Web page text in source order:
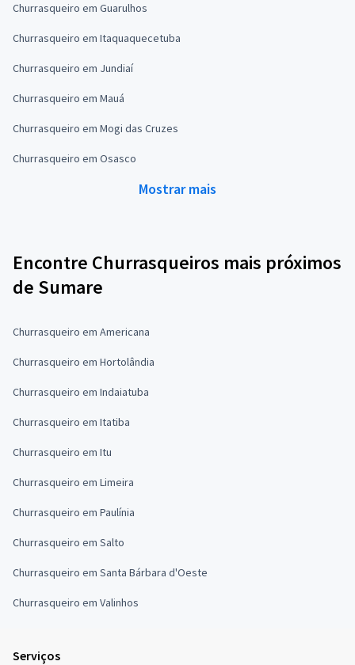
Churrasqueiro em Guarulhos
Churrasqueiro em Itaquaquecetuba
Churrasqueiro em Jundiaí
Churrasqueiro em Mauá
Churrasqueiro em Mogi das Cruzes
Churrasqueiro em Osasco
Mostrar mais
Encontre Churrasqueiros mais próximos
de Sumare
Churrasqueiro em Americana
Churrasqueiro em Hortolândia
Churrasqueiro em Indaiatuba
Churrasqueiro em Itatiba
Churrasqueiro em Itu
Churrasqueiro em Limeira
Churrasqueiro em Paulínia
Churrasqueiro em Salto
Churrasqueiro em Santa Bárbara d'Oeste
Churrasqueiro em Valinhos
Serviços